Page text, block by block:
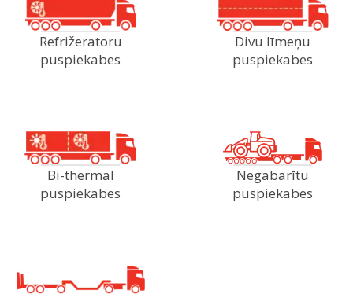
Refrižeratoru
puspiekabes
Divu līmeņu
puspiekabes
Bi-thermal
puspiekabes
Negabarītu
puspiekabes